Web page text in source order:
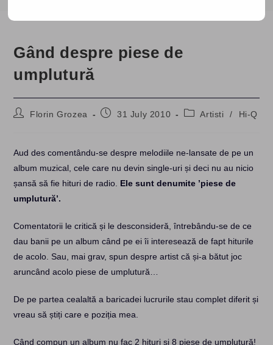
Gând despre piese de
umplutură
PostFlorin Grozea
Post31 July 2010
PostArtisti / Hi-Q
Aud des comentându-se despre melodiile ne-lansate de pe un
album muzical, cele care nu devin single-uri și deci nu au nicio
șansă să fie hituri de radio. Ele sunt denumite ’piese de
umplutură’.
Comentatorii le critică și le desconsideră, întrebându-se de ce
dau banii pe un album când pe ei îi interesează de fapt hiturile
de acolo. Sau, mai grav, spun despre artist că și-a bătut joc
aruncând acolo piese de umplutură…
De pe partea cealaltă a baricadei lucrurile stau complet diferit și
vreau să știți care e poziția mea.
Când compun un album nu fac 2 hituri și 8 piese de umplutură!